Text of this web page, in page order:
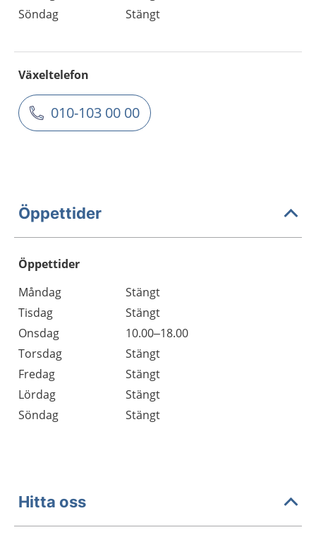
Söndag
Stängt
Växeltelefon
010-103 00 00
Öppettider
Öppettider
Dag
Öppettider
Kommentarer
Måndag
Stängt
Tisdag
Stängt
Onsdag
10.00–18.00
Torsdag
Stängt
Fredag
Stängt
Lördag
Stängt
Söndag
Stängt
Hitta oss